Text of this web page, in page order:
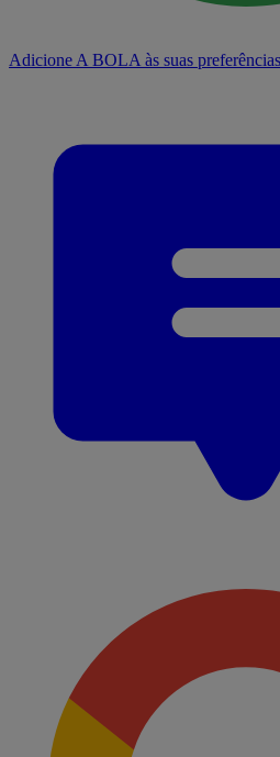
Adicione A BOLA às suas